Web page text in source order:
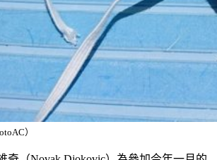
）